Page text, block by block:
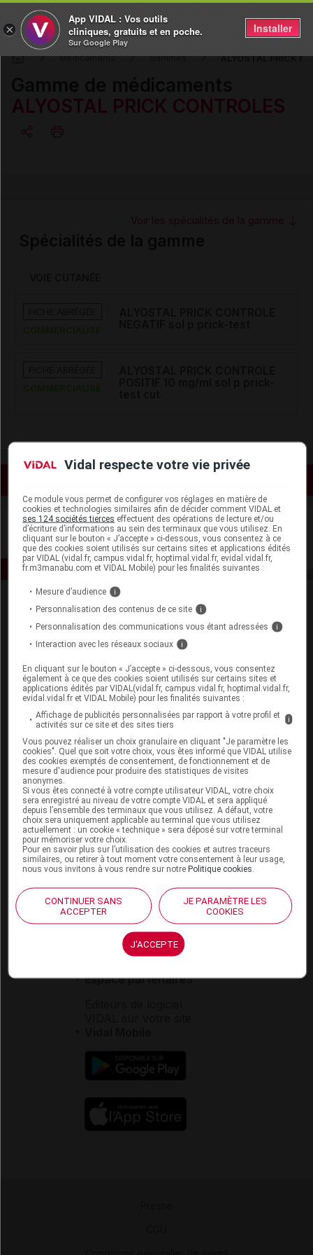
Médicaments Gammes ALYOSTAL PRICK
ALYOSTAL PRICK CONTROLES
Voir les spécialités de la gamme
Espace produit
Boutique
VIDAL Expert
VIDAL Hoptimal
eVIDAL
VIDAL Mobile
VIDAL widget
VIDAL e-Services
Espace institutionnel
Qui sommes-nous ?
VIDAL France
Carrières
Charte éthique et
déontologique
Service client
Contact
Espace partenaires
×
App VIDAL : Vos outils
cliniques, gratuits et en poche.
Sur Google Play
Installer
Vidal respecte votre vie privée
Ce module vous permet de configurer vos réglages en matière de
cookies et technologies similaires afin de décider comment VIDAL et
ses 124 sociétés tierces effectuent des opérations de lecture et/ou
d’écriture d’informations au sein des terminaux que vous utilisez. En
cliquant sur le bouton « J’accepte » ci-dessous, vous consentez à ce
que des cookies soient utilisés sur certains sites et applications édités
par VIDAL (vidal.fr, campus.vidal.fr, hoptimal.vidal.fr, evidal.vidal.fr,
fr.m3manabu.com et VIDAL Mobile) pour les finalités suivantes :
Mesure d’audience i
Personnalisation des contenus de ce site i
Personnalisation des communications vous étant adressées i
Interaction avec les réseaux sociaux i
En cliquant sur le bouton « J’accepte » ci-dessous, vous consentez
également à ce que des cookies soient utilisés sur certains sites et
applications édités par VIDAL(vidal.fr, campus.vidal.fr, hoptimal.vidal.fr,
evidal.vidal.fr et VIDAL Mobile) pour les finalités suivantes :
Affichage de publicités personnalisées par rapport à votre profil et
activités sur ce site et des sites tiers
i
Vous pouvez réaliser un choix granulaire en cliquant "Je paramètre les
cookies". Quel que soit votre choix, vous êtes informé que VIDAL utilise
des cookies exemptés de consentement, de fonctionnement et de
mesure d'audience pour produire des statistiques de visites
anonymes.
Si vous êtes connecté à votre compte utilisateur VIDAL, votre choix
sera enregistré au niveau de votre compte VIDAL et sera appliqué
depuis l’ensemble des terminaux que vous utilisez. A défaut, votre
choix sera uniquement applicable au terminal que vous utilisez
actuellement : un cookie « technique » sera déposé sur votre terminal
pour mémoriser votre choix.
Pour en savoir plus sur l’utilisation des cookies et autres traceurs
similaires, ou retirer à tout moment votre consentement à leur usage,
nous vous invitons à vous rendre sur notrePolitique cookies
CONTINUER SANS
ACCEPTER
JE PARAMÈTRE LES
COOKIES
J'ACCEPTE